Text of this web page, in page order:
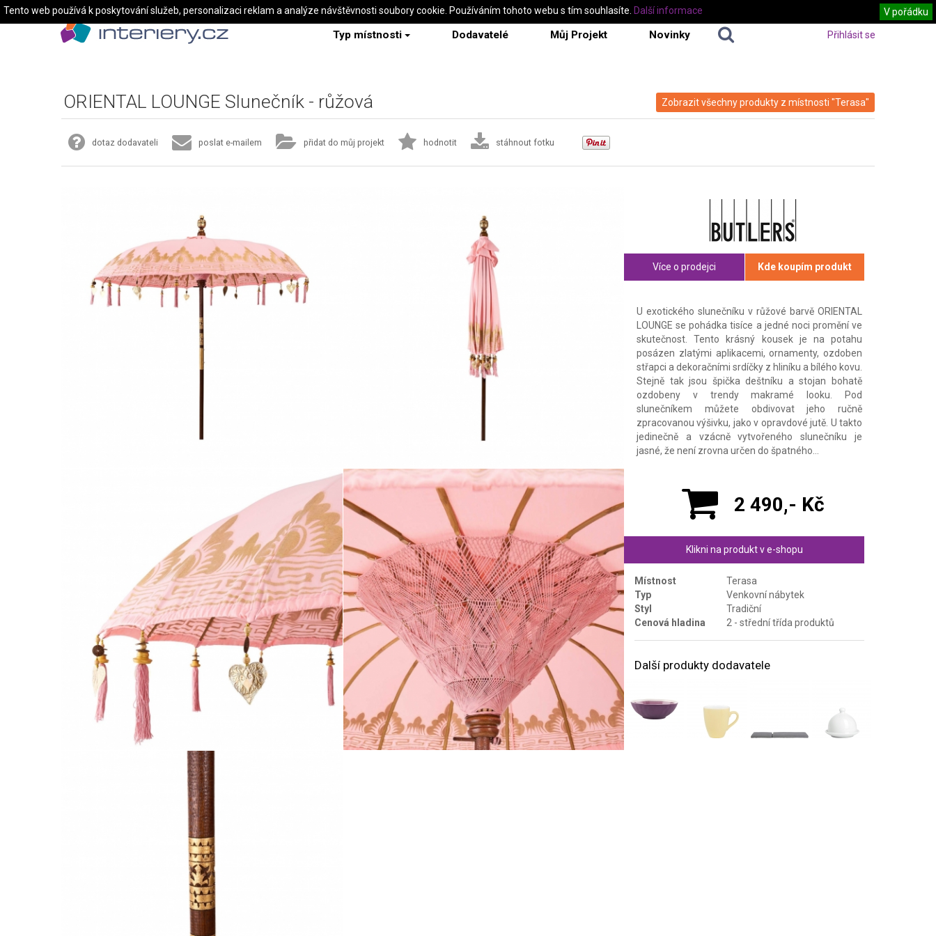
Typ místnosti Dodavatelé Můj Projekt Novinky Přihlásit se
Zobrazit všechny produkty z místnosti "Terasa"
ORIENTAL LOUNGE Slunečník - růžová
dotaz dodavateli poslat e-mailem přidat do můj projekt hodnotit stáhnout fotku
Více o prodejci Kde koupím produkt
U exotického slunečníku v růžové barvě ORIENTAL
LOUNGE se pohádka tisíce a jedné noci promění ve
skutečnost. Tento krásný kousek je na potahu
posázen zlatými aplikacemi, ornamenty, ozdoben
střapci a dekoračními srdíčky z hliníku a bílého kovu.
Stejně tak jsou špička deštníku a stojan bohatě
ozdobeny v trendy makramé looku. Pod
slunečníkem můžete obdivovat jeho ručně
zpracovanou výšivku, jako v opravdové jutě. U takto
jedinečně a vzácně vytvořeného slunečníku je
jasné, že není zrovna určen do špatného…
2 490,- Kč
Klikni na produkt v e-shopu
Místnost
Terasa
Typ
Venkovní nábytek
Styl
Tradiční
Cenová hladina
2 - střední třída produktů
Další produkty dodavatele
Tento web používá k poskytování služeb, personalizaci reklam a analýze návštěvnosti soubory cookie. Používáním tohoto webu s tím souhlasíte. V pořádku
Další informace